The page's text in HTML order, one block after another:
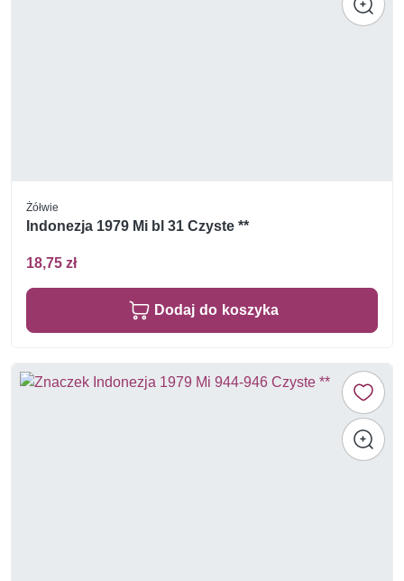
Żółwie
Indonezja 1979 Mi bl 31 Czyste **
18,75 zł
Dodaj do koszyka